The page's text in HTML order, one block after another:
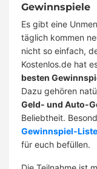
Gewinnspiele
Es gibt eine
täglich kommen
nicht so einfach,
Kostenlos.de hat
besten
Dazu gehören
Geld- und Auto-
Beliebtheit.
Gewinnspiel-Liste
für euch befüllen.